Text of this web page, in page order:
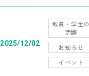
2025/12/02
教員・学生の
活躍
お知らせ
イベント